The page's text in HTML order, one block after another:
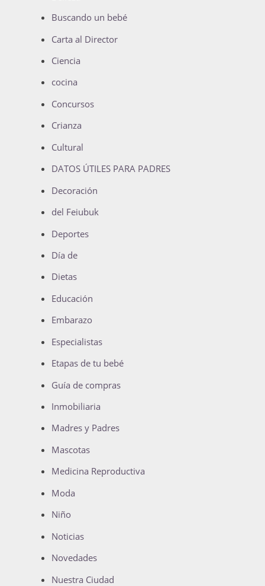
Buscando un bebé
Carta al Director
Ciencia
cocina
Concursos
Crianza
Cultural
DATOS ÚTILES PARA PADRES
Decoración
del Feiubuk
Deportes
Día de
Dietas
Educación
Embarazo
Especialistas
Etapas de tu bebé
Guía de compras
Inmobiliaria
Madres y Padres
Mascotas
Medicina Reproductiva
Moda
Niño
Noticias
Novedades
Nuestra Ciudad